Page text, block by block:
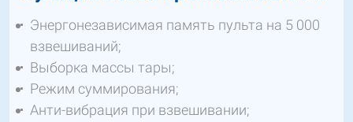
Энергонезависимая память пульта на 5 000
взвешиваний;
Выборка массы тары;
Режим суммирования;
Анти-вибрация при взвешивании;